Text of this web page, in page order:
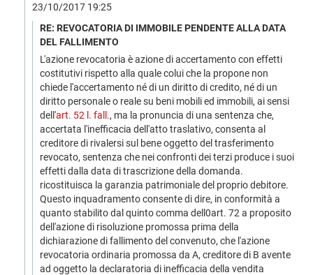
23/10/2017 19:25
RE: REVOCATORIA DI IMMOBILE PENDENTE ALLA DATA
DEL FALLIMENTO
L'azione revocatoria è azione di accertamento con effetti
costitutivi rispetto alla quale colui che la propone non
chiede l'accertamento né di un diritto di credito, né di un
diritto personale o reale su beni mobili ed immobili, ai sensi
dell'art. 52 l. fall., ma la pronuncia di una sentenza che,
accertata l'inefficacia dell'atto traslativo, consenta al
creditore di rivalersi sul bene oggetto del trasferimento
revocato, sentenza che nei confronti dei terzi produce i suoi
effetti dalla data di trascrizione della domanda.
ricostituisca la garanzia patrimoniale del proprio debitore.
Questo inquadramento consente di dire, in conformità a
quanto stabilito dal quinto comma dell0art. 72 a proposito
dell'azione di risoluzione promossa prima della
dichiarazione di fallimento del convenuto, che l'azione
revocatoria ordinaria promossa da A, creditore di B avente
ad oggetto la declaratoria di inefficacia della vendita